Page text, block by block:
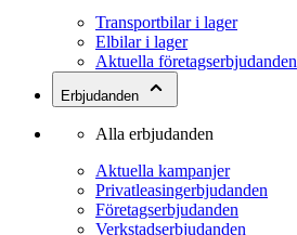
Transportbilar i lager
Elbilar i lager
Aktuella företagserbjudanden
Erbjudanden
Alla erbjudanden
Aktuella kampanjer
Privatleasingerbjudanden
Företagserbjudanden
Verkstadserbjudanden